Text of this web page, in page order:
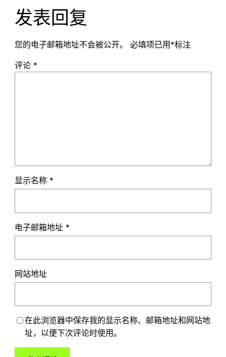
发表回复
您的电子邮箱地址不会被公开。 必填项已用 *标注
评论 *
显示名称 *
电子邮箱地址 *
网站地址
在此浏览器中保存我的显示名称、邮箱地址和网站地
址，以便下次评论时使用。